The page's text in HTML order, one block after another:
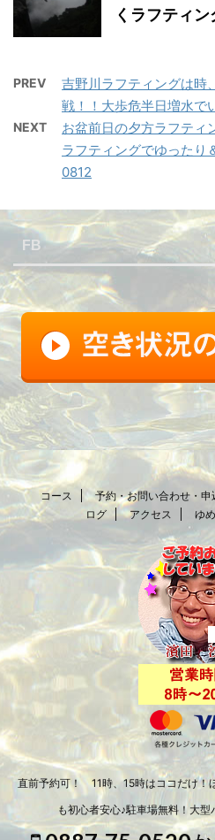
くラフティ
PREV
吉野川ラフティングは時
戦！！大歩危半日増水で
NEXT
お盆前日の夕方ラフティ
ラフティングでゆったり
0812
FB
コース 予約・お問い合わせ・申
ログ
アクセス ゆ
直前予約可！ 11時、15時はココだけ！
も初心者安心♪駐車場無料！大